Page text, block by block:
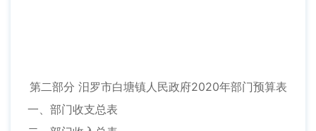
第二部分 汨罗市白塘镇人民政府2020年部门预算表
一、部门收支总表